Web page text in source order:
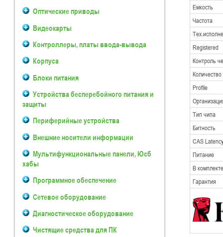
Оптические приводы
Видеокарты
Контроллеры, платы ввода-вывода
Корпуса
Блоки питания
Устройства бесперебойного питания и
защиты
Периферийные устройства
Внешние носители информации
Мультифункциональные панели, Юсб
хабы
Программное обеспечение
Сетевое оборудование
Диагностическое оборудование
Чистящие средства для ПК
Емкость
Частота
Registered
Контроль
Количество
Profile
Тип чипа
Битность
CAS Latency
Питание
В комплекте
Гарантия